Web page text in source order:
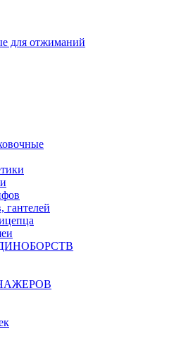
для отжиманий
гантелей